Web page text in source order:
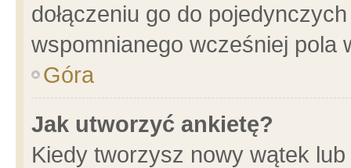
dołączeniu go do
wspomnianego wcześniej pola
Góra
Jak utworzyć ankietę?
Kiedy tworzysz nowy wątek